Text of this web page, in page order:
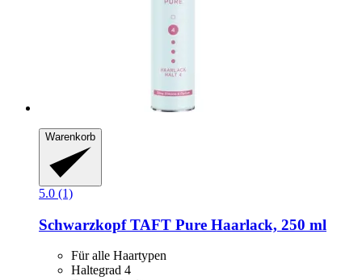
Warenkorb
5.0 (1)
SchwarzkopfTAFT Pure Haarlack, 250 ml
Für alle Haartypen
Haltegrad 4